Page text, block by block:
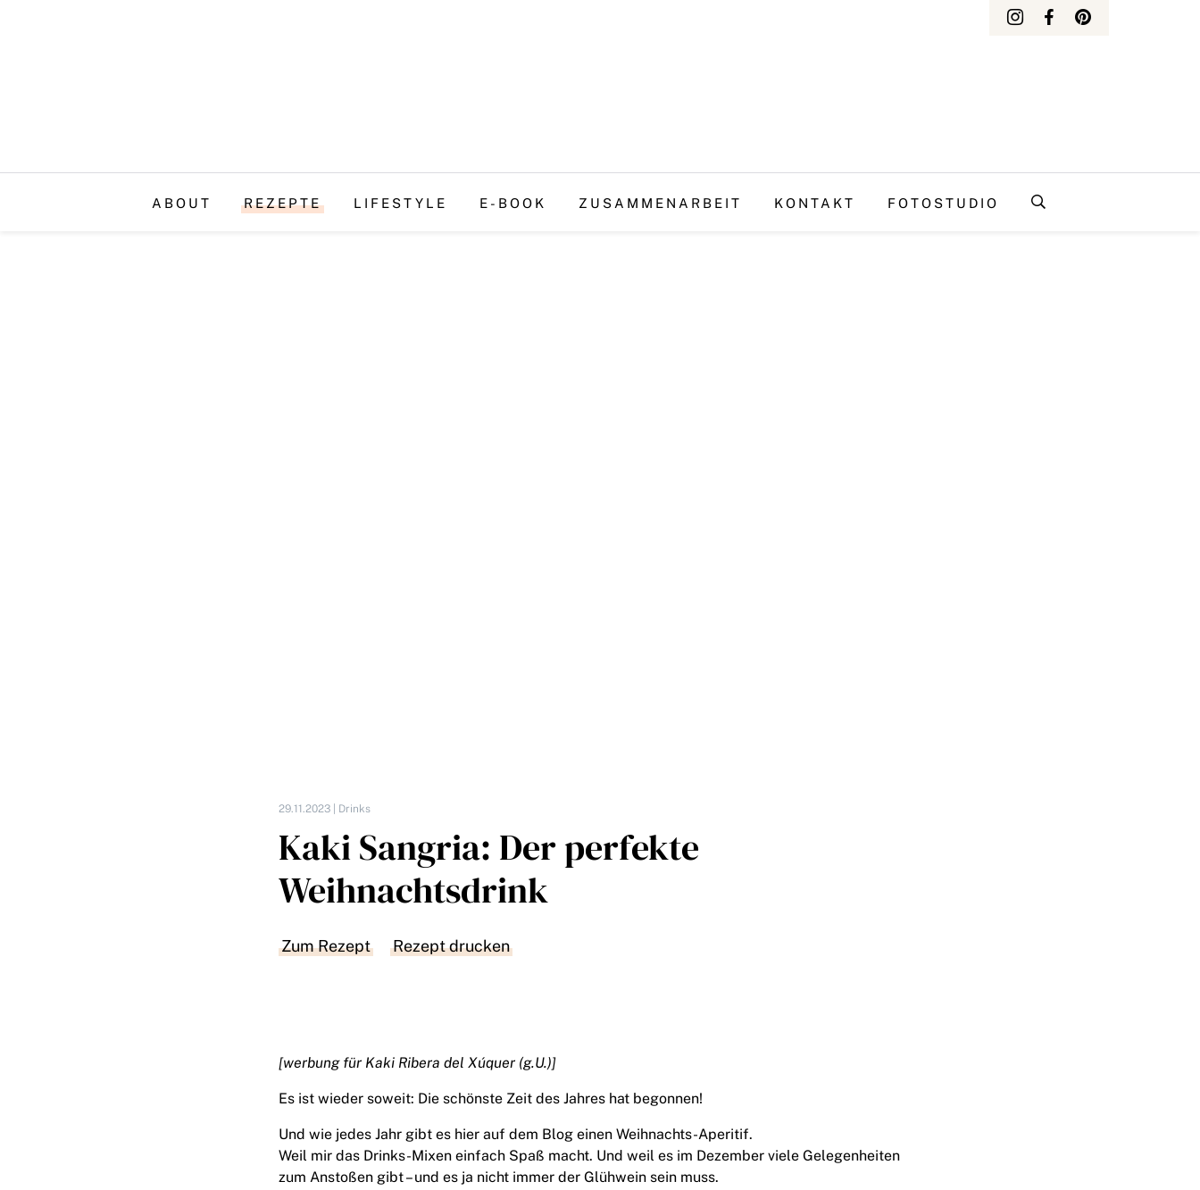
ABOUT REZEPTE LIFESTYLE E-BOOK ZUSAMMENARBEIT KONTAKT FOTOSTUDIO
29.11.2023 | Drinks
Kaki Sangria: Der perfekte
Weihnachtsdrink
Zum Rezept Rezept drucken
[werbung für Kaki Ribera del Xúquer (g.U.)]
Es ist wieder soweit: Die schönste Zeit des Jahres hat begonnen!
Und wie jedes Jahr gibt es hier auf dem Blog einen Weihnachts-Aperitif.
Weil mir das Drinks-Mixen einfach Spaß macht. Und weil es im Dezember viele Gelegenheiten
zum Anstoßen gibt – und es ja nicht immer der Glühwein sein muss.